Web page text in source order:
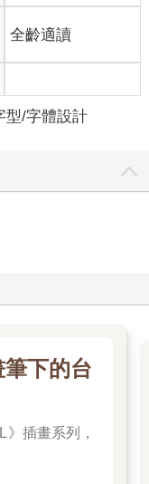
全齡適讀
型/字體設計
下的台
插畫系列，